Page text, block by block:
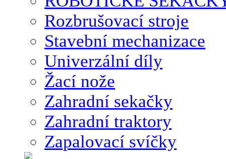
Rozbrušovací stroje
Stavební mechanizace
Univerzální díly
Žací nože
Zahradní sekačky
Zahradní traktory
Zapalovací svíčky